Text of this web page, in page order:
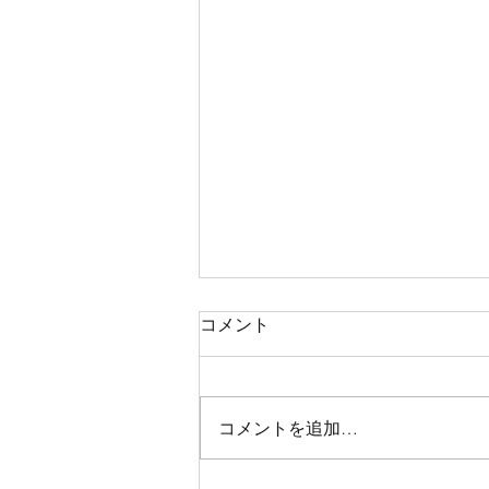
コメント
コメントを追加…